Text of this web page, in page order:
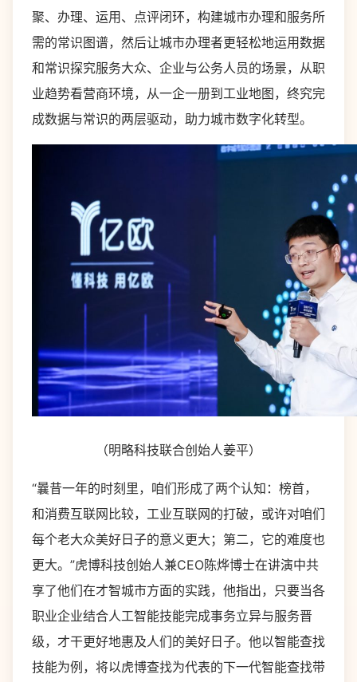
聚、办理、运用、点评闭环，构建城市办理和服务所
需的常识图谱，然后让城市办理者更轻松地运用数据
和常识探究服务大众、企业与公务人员的场景，从职
业趋势看营商环境，从一企一册到工业地图，终究完
成数据与常识的两层驱动，助力城市数字化转型。
（明略科技联合创始人姜平）
“曩昔一年的时刻里，咱们形成了两个认知：榜首，
和消费互联网比较，工业互联网的打破，或许对咱们
每个老大众美好日子的意义更大；第二，它的难度也
更大。”虎博科技创始人兼CEO陈烨博士在讲演中共
享了他们在才智城市方面的实践，他指出，只要当各
职业企业结合人工智能技能完成事务立异与服务晋
级，才干更好地惠及人们的美好日子。他以智能查找
技能为例，将以虎博查找为代表的下一代智能查找带